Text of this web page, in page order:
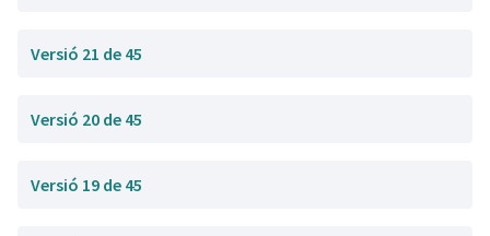
Versió 21 de 45
Versió 20 de 45
Versió 19 de 45